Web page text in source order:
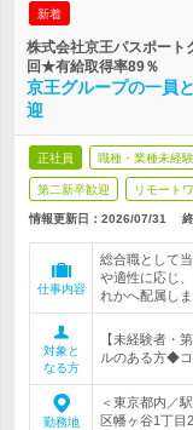
新着
株式会社京王パスポー
回★有給取得率89％
京王グループの一員
迎
正社員 職種・業種未経
第二新卒歓迎 リモート
情報更新日：2026/07/31
仕事内容
総合職として
や適性に応じ
れかへ配属しま
対象と
なる方
【未経験者・
ルのある方◆
勤務地
＜東京都内／
区幡ヶ谷1丁目